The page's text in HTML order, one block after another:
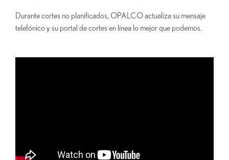
Durante cortes no planificados, OPALCO actualiza su mensaje
telefónico y su portal de cortes en línea lo mejor que podemos.